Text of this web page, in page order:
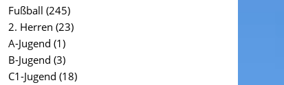
Fußball (245)
2. Herren (23)
A-Jugend (1)
B-Jugend (3)
C1-Jugend (18)